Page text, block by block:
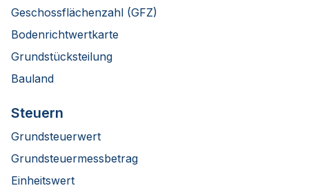
Geschossflächenzahl (GFZ)
Bodenrichtwertkarte
Grundstücksteilung
Bauland
Steuern
Grundsteuerwert
Grundsteuermessbetrag
Einheitswert